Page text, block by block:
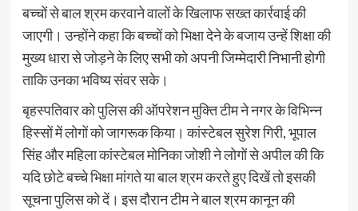
बच्चों से बाल श्रम करवाने वालों के खिलाफ सख्त कार्रवाई की
जाएगी। उन्होंने कहा कि बच्चों को भिक्षा देने के बजाय उन्हें शिक्षा की
मुख्य धारा से जोड़ने के लिए सभी को अपनी जिम्मेदारी निभानी होगी
ताकि उनका भविष्य संवर सके।
बृहस्पतिवार को पुलिस की ऑपरेशन मुक्ति टीम ने नगर के विभिन्न
हिस्सों में लोगों को जागरूक किया। कांस्टेबल सुरेश गिरी, भूपाल
सिंह और महिला कांस्टेबल मोनिका जोशी ने लोगों से अपील की कि
यदि छोटे बच्चे भिक्षा मांगते या बाल श्रम करते हुए दिखें तो इसकी
सूचना पुलिस को दें। इस दौरान टीम ने बाल श्रम कानून की